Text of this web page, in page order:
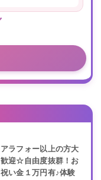
アラフォー以上の方大
歓迎☆自由度抜群！お
祝い金１万円有♪体験